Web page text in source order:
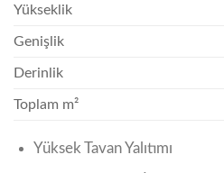
Yükseklik
Genişlik
Derinlik
Toplam m²
Yüksek Tavan Yalıtımı